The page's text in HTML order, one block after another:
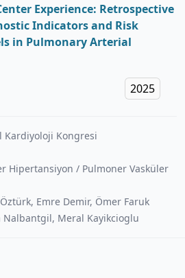
Experience: Retrospective
Indicators and Risk
in Pulmonary Arterial
2025
Kardiyoloji Kongresi
Hipertansiyon / Pulmoner Vasküler
Emre Demir, Ömer Faruk
Nalbantgil, Meral Kayikcioglu